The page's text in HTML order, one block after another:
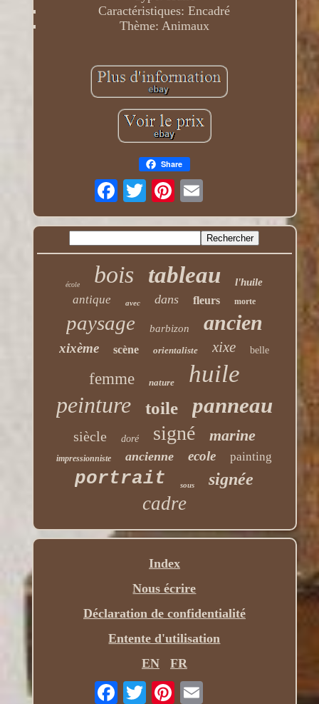
Caractéristiques: Encadré
Thème: Animaux
Share
école bois tableau l'huile
antique avec dans fleurs morte
paysage barbizon ancien
xixème scène orientaliste xixe belle
femme nature huile
peinture toile panneau
siècle doré signé marine
impressionniste ancienne ecole painting
portrait sous signée
cadre
Index
Nous écrire
Déclaration de confidentialité
Entente d'utilisation
EN
FR